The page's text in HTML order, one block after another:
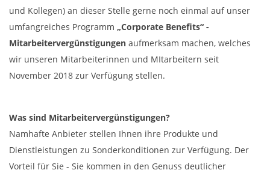
und Kollegen) an dieser Stelle gerne noch einmal auf unser
umfangreiches Programm „Corporate Benefits“ -
Mitarbeitervergünstigungen aufmerksam machen, welches
wir unseren Mitarbeiterinnen und MItarbeitern seit
November 2018 zur Verfügung stellen.
Was sind Mitarbeitervergünstigungen?
Namhafte Anbieter stellen Ihnen ihre Produkte und
Dienstleistungen zu Sonderkonditionen zur Verfügung. Der
Vorteil für Sie - Sie kommen in den Genuss deutlicher